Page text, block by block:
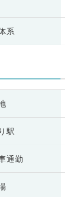
系
駅
通勤